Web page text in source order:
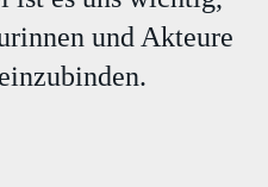
und Akteure